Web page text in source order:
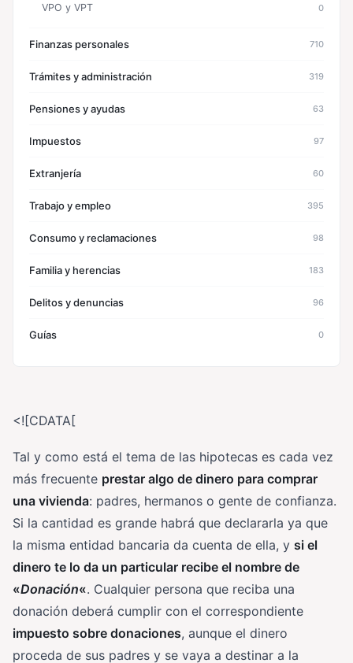
VPO y VPT 0
Finanzas personales 710
Trámites y administración 319
Pensiones y ayudas 63
Impuestos 97
Extranjería 60
Trabajo y empleo 395
Consumo y reclamaciones 98
Familia y herencias 183
Delitos y denuncias 96
Guías 0
<![CDATA[
Tal y como está el tema de las hipotecas es cada vez
más frecuente prestar algo de dinero para comprar
una vivienda: padres, hermanos o gente de confianza.
Si la cantidad es grande habrá que declararla ya que
la misma entidad bancaria da cuenta de ella, y si el
dinero te lo da un particular recibe el nombre de
«Donación«. Cualquier persona que reciba una
donación deberá cumplir con el correspondiente
impuesto sobre donaciones, aunque el dinero
proceda de sus padres y se vaya a destinar a la